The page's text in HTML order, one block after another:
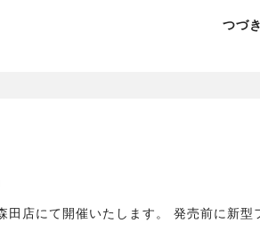
つづ
店にて開催いたします。 発売前に新型